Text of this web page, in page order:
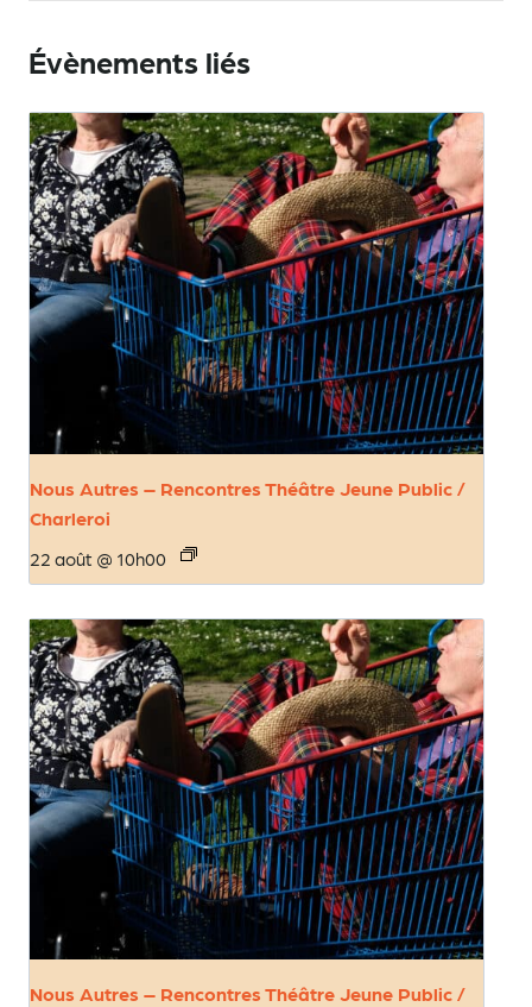
Évènements liés
Nous Autres – Rencontres Théâtre Jeune Public /
Charleroi
22 août @ 10h00
Nous Autres – Rencontres Théâtre Jeune Public /